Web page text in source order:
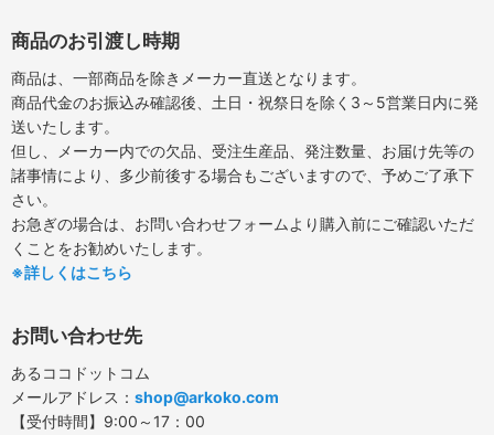
商品のお引渡し時期
商品は、一部商品を除きメーカー直送となります。
商品代金のお振込み確認後、土日・祝祭日を除く3～5営業日内に発
送いたします。
但し、メーカー内での欠品、受注生産品、発注数量、お届け先等の
諸事情により、多少前後する場合もございますので、予めご了承下
さい。
お急ぎの場合は、お問い合わせフォームより購入前にご確認いただ
くことをお勧めいたします。
※詳しくはこちら
お問い合わせ先
あるココドットコム
メールアドレス： shop@arkoko.com
【受付時間】9:00～17：00